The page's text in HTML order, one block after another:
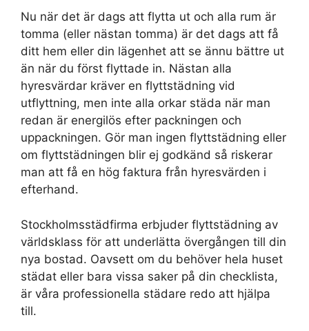
Nu när det är dags att flytta ut och alla rum är
tomma (eller nästan tomma) är det dags att få
ditt hem eller din lägenhet att se ännu bättre ut
än när du först flyttade in. Nästan alla
hyresvärdar kräver en flyttstädning vid
utflyttning, men inte alla orkar städa när man
redan är energilös efter packningen och
uppackningen. Gör man ingen flyttstädning eller
om flyttstädningen blir ej godkänd så riskerar
man att få en hög faktura från hyresvärden i
efterhand.
Stockholmsstädfirma erbjuder flyttstädning av
världsklass för att underlätta övergången till din
nya bostad. Oavsett om du behöver hela huset
städat eller bara vissa saker på din checklista,
är våra professionella städare redo att hjälpa
till.